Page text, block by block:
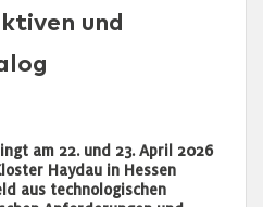
und
am 22. und 23. April 2026
Haydau in Hessen
aus technologischen